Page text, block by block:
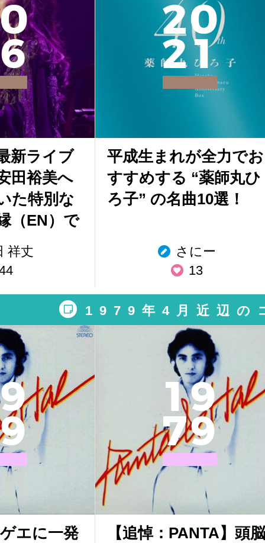
6
新ライブ
田裕美へ
た特別な
（EN）で
祥丈
20
2 1
平成生まれが全力でお
すすめする “薬師丸ひ
ろ子” の名曲10選！
さにー
13
1979年4月近辺の
9
9
エに一発
19
79
【追悼：PANTA】頭脳